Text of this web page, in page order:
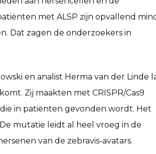
met ALSP zijn opvallend
Dat zagen de onderzoekers in
en analist Herma van der Linde
Zij maakten met CRISPR/Cas9
in patiënten gevonden wordt. Het
mutatie leidt al heel vroeg in de
van de zebravis-avatars.